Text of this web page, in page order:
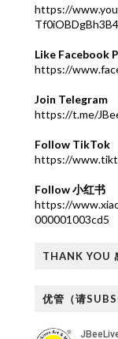
https://
Like Facebook
https://
Join Telegram
https://t.me/
Follow TikTok
https://
Follow 小红书
https://
000001003cd5
THANK YOU
优管（请